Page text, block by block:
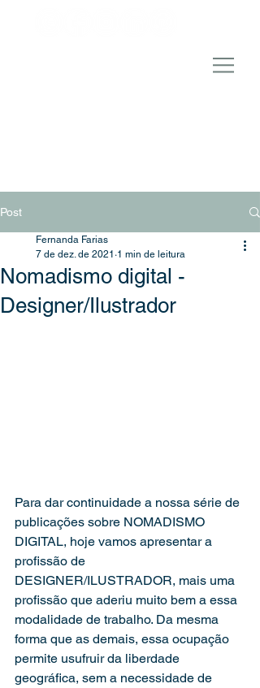
Post
Nomadismo digital -
Designer/Ilustrador
Fernanda Farias
7 de dez. de 2021 1 min de leitura
Para dar continuidade a nossa série de
publicações sobre NOMADISMO
DIGITAL, hoje vamos apresentar a
profissão de
DESIGNER/ILUSTRADOR, mais uma
profissão que aderiu muito bem a essa
modalidade de trabalho. Da mesma
forma que as demais, essa ocupação
permite usufruir da liberdade
geográfica, sem a necessidade de